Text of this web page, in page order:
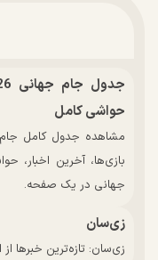
حواشی کامل
بازی‌ها، آخرین اخبار،
جهانی در یک صفحه.
زی‌سان
زی‌سان: تازه‌ترین خبرها